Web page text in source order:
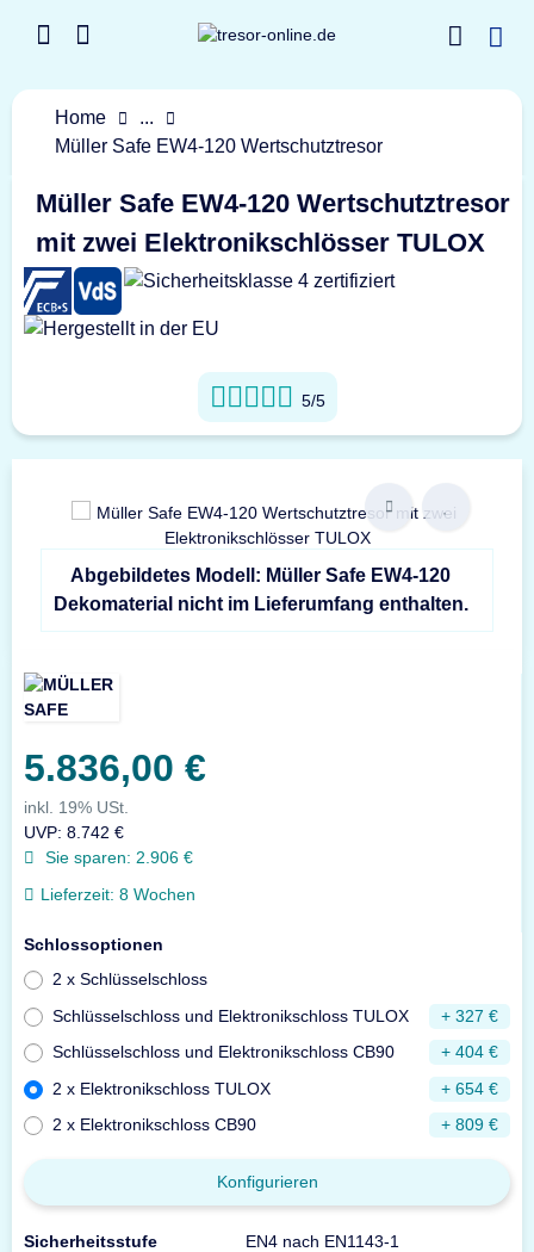
Home
...
Müller Safe EW4-120 Wertschutztresor
Müller Safe EW4-120 Wertschutztresor
mit zwei Elektronikschlösser TULOX
5/5
Abgebildetes Modell: Müller Safe EW4-120
Dekomaterial nicht im Lieferumfang enthalten.
5.836,00 €
inkl. 19% USt.
UVP: 8.742 €
Sie sparen: 2.906 €
Lieferzeit: 8 Wochen
Schlossoptionen
2 x Schlüsselschloss
Schlüsselschloss und Elektronikschloss TULOX
+ 327 €
Schlüsselschloss und Elektronikschloss CB90
+ 404 €
2 x Elektronikschloss TULOX
+ 654 €
2 x Elektronikschloss CB90
+ 809 €
Konfigurieren
Sicherheitsstufe
EN4 nach EN1143-1